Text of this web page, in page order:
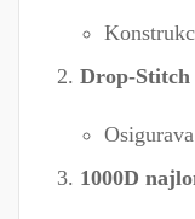
Drop-Stitch
1000D